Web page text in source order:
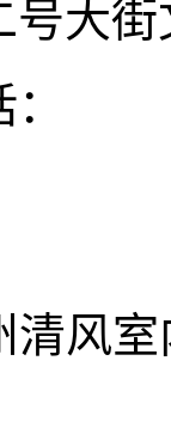
号大
清风